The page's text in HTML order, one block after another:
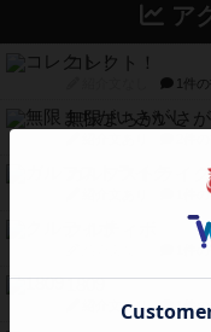
ア
コレクト！
1件
無限まちがいさが
ガルフストライク
1件
1件
1809
紹介文あり 1件